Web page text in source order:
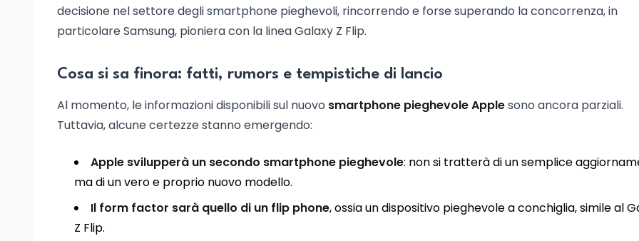
decisione nel settore degli smartphone pieghevoli, rincorrendo e forse superando la concorrenza, in
particolare Samsung, pioniera con la linea Galaxy Z Flip.
Cosa si sa finora: fatti, rumors e tempistiche di lancio
Al momento, le informazioni disponibili sul nuovo smartphone pieghevole Applesono ancora parziali.
Tuttavia, alcune certezze stanno emergendo:
Apple svilupperà un secondo smartphone pieghevole: non si tratterà di un semplice
ma di un vero e proprio nuovo modello.
Il form factor sarà quello di un flip phone, ossia un dispositivo pieghevole a conchiglia, simile al
Z Flip.